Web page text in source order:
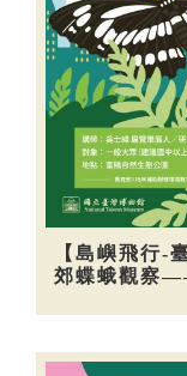
【島嶼飛行-
郊蝶蛾觀察